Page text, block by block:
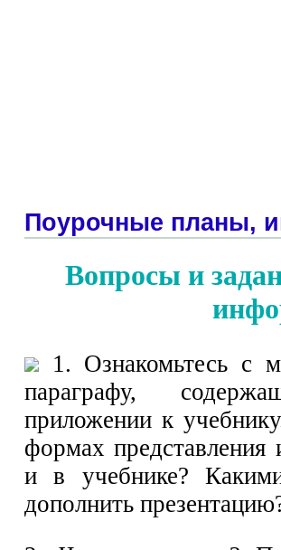
Поурочные планы,
Вопросы и
1. Ознакомьтесь с
параграфу,
приложении к
формах
и в учебнике?
дополнить